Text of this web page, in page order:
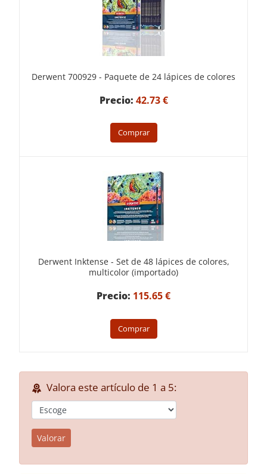
Derwent 700929 - Paquete de 24 lápices de colores
Precio: 42.73 €
Comprar
Derwent Inktense - Set de 48 lápices de colores,
multicolor (importado)
Precio: 115.65 €
Comprar
Valora este artículo de 1 a 5:
Valorar